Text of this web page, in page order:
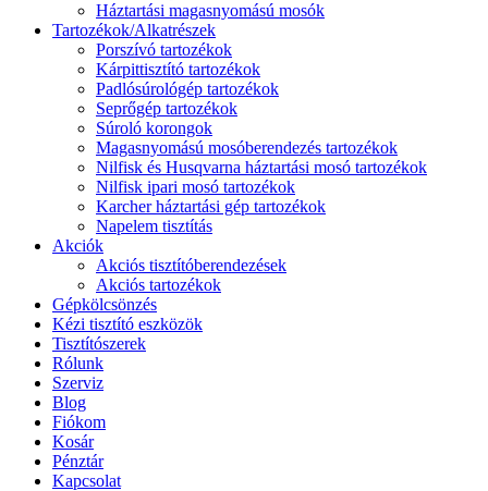
Háztartási magasnyomású mosók
Tartozékok/Alkatrészek
Porszívó tartozékok
Kárpittisztító tartozékok
Padlósúrológép tartozékok
Seprőgép tartozékok
Súroló korongok
Magasnyomású mosóberendezés tartozékok
Nilfisk és Husqvarna háztartási mosó tartozékok
Nilfisk ipari mosó tartozékok
Karcher háztartási gép tartozékok
Napelem tisztítás
Akciók
Akciós tisztítóberendezések
Akciós tartozékok
Gépkölcsönzés
Kézi tisztító eszközök
Tisztítószerek
Rólunk
Szerviz
Blog
Fiókom
Kosár
Pénztár
Kapcsolat